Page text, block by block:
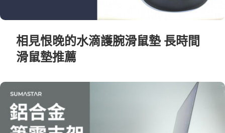
相見恨晚的水滴護腕滑鼠墊 長時間
滑鼠墊推薦